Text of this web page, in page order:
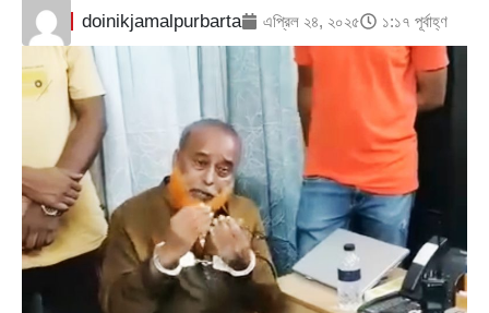
doinikjamalpurbarta এপ্রিল ২৪, ২০২৫ ১:১৭ পূর্বাহ্ণ